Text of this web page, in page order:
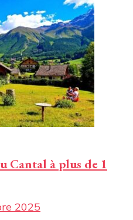
Cantal à plus de 1
2025